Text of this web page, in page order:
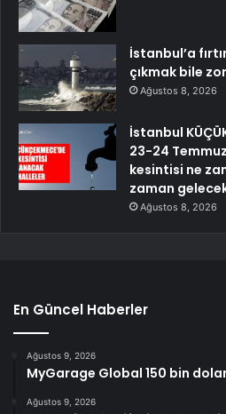
İstanbul’a
çıkmak bile
Ağustos 8, 2026
İstanbul
23-24
kesintisi ne
zaman
Ağustos 8, 2026
En Güncel Haberler
Ağustos 9, 2026
MyGarage Global 150 bin
Ağustos 9, 2026